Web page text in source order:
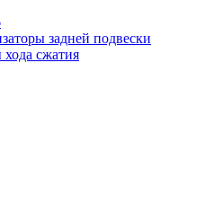
задней подвески
сжатия